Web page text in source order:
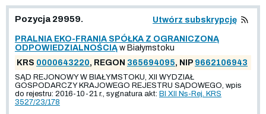
Pozycja 29959. Utwórz subskrypcję
PRALNIA EKO-FRANIA SPÓŁKA Z OGRANICZONĄ
ODPOWIEDZIALNOŚCIĄ w Białymstoku
KRS 0000643220, REGON 365694095, NIP 9662106943
SĄD REJONOWY W BIAŁYMSTOKU, XII WYDZIAŁ
GOSPODARCZY KRAJOWEGO REJESTRU SĄDOWEGO, wpis
do rejestru: 2016-10-21 r., sygnatura akt: BI XII Ns-Rej. KRS
3527/23/178